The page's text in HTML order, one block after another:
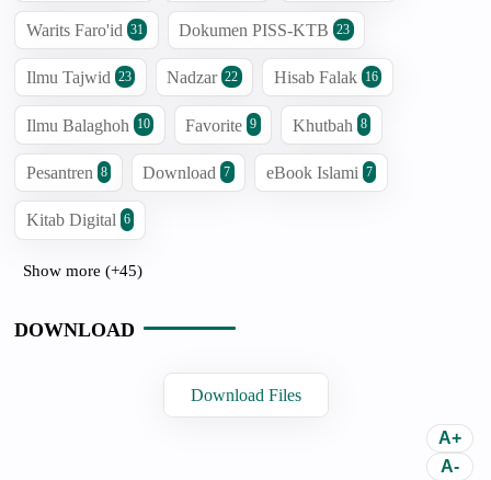
Warits Faro'id 31 Dokumen PISS-KTB 23
Ilmu Tajwid 23 Nadzar 22 Hisab Falak 16
Ilmu Balaghoh 10 Favorite 9 Khutbah 8
Pesantren 8 Download 7 eBook Islami 7
Kitab Digital 6
Show more (+45)
DOWNLOAD
Download Files